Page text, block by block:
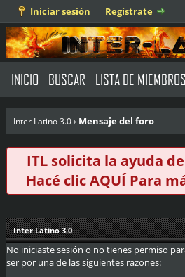
Iniciar sesión Regístrate
INICIO BUSCAR LISTA DE MIEMBROS
Inter Latino 3.0› Mensaje del foro
ITL solicita la ayuda
Hacé clicAQUÍ Para
Inter Latino 3.0
No iniciaste sesión o no tienes permiso
ser por una de las siguientes razones: